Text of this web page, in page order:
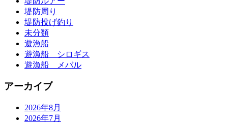
堤防周り
堤防投げ釣り
未分類
遊漁船
遊漁船 シロギス
遊漁船 メバル
アーカイブ
2026年8月
2026年7月